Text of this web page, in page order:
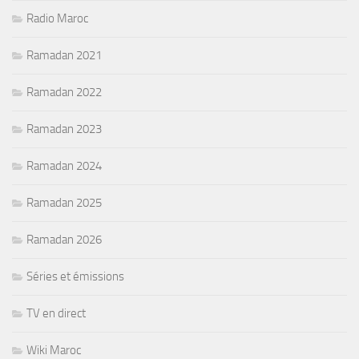
Radio Maroc
Ramadan 2021
Ramadan 2022
Ramadan 2023
Ramadan 2024
Ramadan 2025
Ramadan 2026
Séries et émissions
TV en direct
Wiki Maroc